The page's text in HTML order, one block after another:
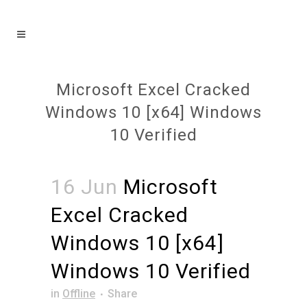
Microsoft Excel Cracked
Windows 10 [x64] Windows
10 Verified
16 Jun Microsoft
Excel Cracked
Windows 10 [x64]
Windows 10 Verified
in Offline Share